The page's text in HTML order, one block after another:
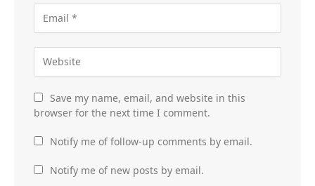
Save my name, email, and website in this
browser for the next time I comment.
Notify me of follow-up comments by email.
Notify me of new posts by email.